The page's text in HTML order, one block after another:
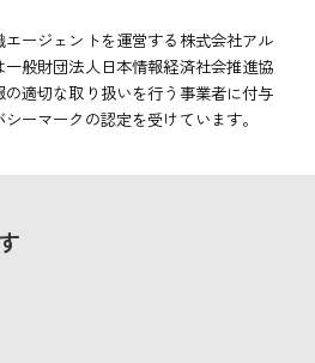
ージェントを運営する株式会社アル
一般財団法人日本情報経済社会推進協
の適切な取り扱いを行う事業者に付与
ーマークの認定を受けています。